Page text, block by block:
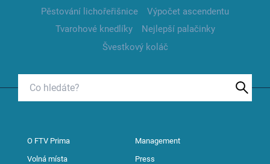
Pěstování lichořeřišnice
Výpočet ascendentu
Tvarohové knedlíky
Nejlepší palačinky
Švestkový koláč
O FTV Prima Management
Volná místa Press